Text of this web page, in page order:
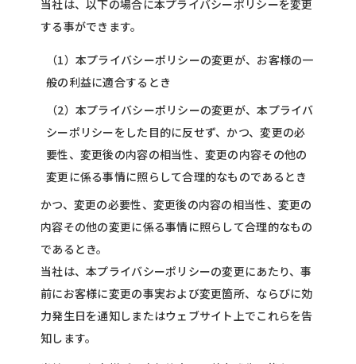
当社は、以下の場合に本プライバシーポリシーを変更
する事ができます。
（1）本プライバシーポリシーの変更が、お客様の一
般の利益に適合するとき
（2）本プライバシーポリシーの変更が、本プライバ
シーポリシーをした目的に反せず、かつ、変更の必
要性、変更後の内容の相当性、変更の内容その他の
変更に係る事情に照らして合理的なものであるとき
かつ、変更の必要性、変更後の内容の相当性、変更の
内容その他の変更に係る事情に照らして合理的なもの
であるとき。
当社は、本プライバシーポリシーの変更にあたり、事
前にお客様に変更の事実および変更箇所、ならびに効
力発生日を通知しまたはウェブサイト上でこれらを告
知します。